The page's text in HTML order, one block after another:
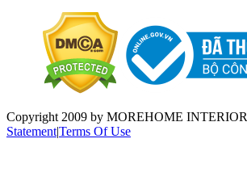
Copyright 2009 by MOREHOME INTERIOR
Statement|Terms Of Use